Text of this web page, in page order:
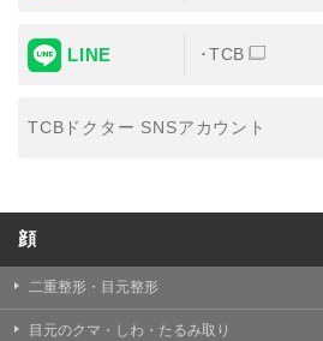
【外部委託について】
おいて、取得情報の取扱いの全部
務委託先に委託することがありま
TCBグループは、個人情報保護法
められる場合を除き、患者様の同
ん。
LINE TCB
TCBドクター SNSアカウント
顔
二重整形・目元整形
目元のクマ・しわ・たるみ取り